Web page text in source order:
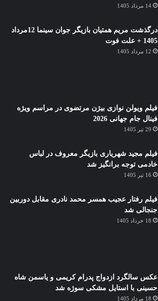
14 مرداد 1405
درگذشت مریم همتیان بازیگر جوان سینما 12مرداد
1405 + علت فوت
12 مرداد 1405
فیلم ویولن نوازی بیژن مرتضوی در مراسم ویژه
فینال جام جهانی 2026
29 تیر 1405
فیلم مجید شهریاری بازیگر معروف در لباس
خادمی توجه برانگیز شد
16 تیر 1405
فیلم رفتار عجیب همسر محمد نادری مقابل دوربین
جنجالی شد
18 خرداد 1405
عکس سالگرد ازدواج پدرام کریمی و یاسمن شاه‌
حسینی با استایل مشکی سوژه شد
18 مرداد 1405